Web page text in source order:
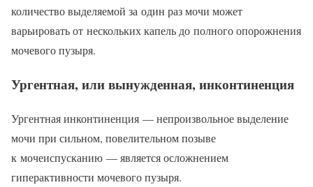
количество выделяемой за один раз мочи может
варьировать от нескольких капель до полного опорожнения
мочевого пузыря.
Ургентная, или вынужденная, инконтиненция
Ургентная инконтиненция — непроизвольное выделение
мочи при сильном, повелительном позыве
к мочеиспусканию — является осложнением
гиперактивности мочевого пузыря.